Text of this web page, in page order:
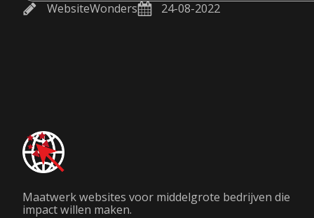
WebsiteWonders 24-08-2022
Maatwerk websites voor middelgrote bedrijven die
impact willen maken.